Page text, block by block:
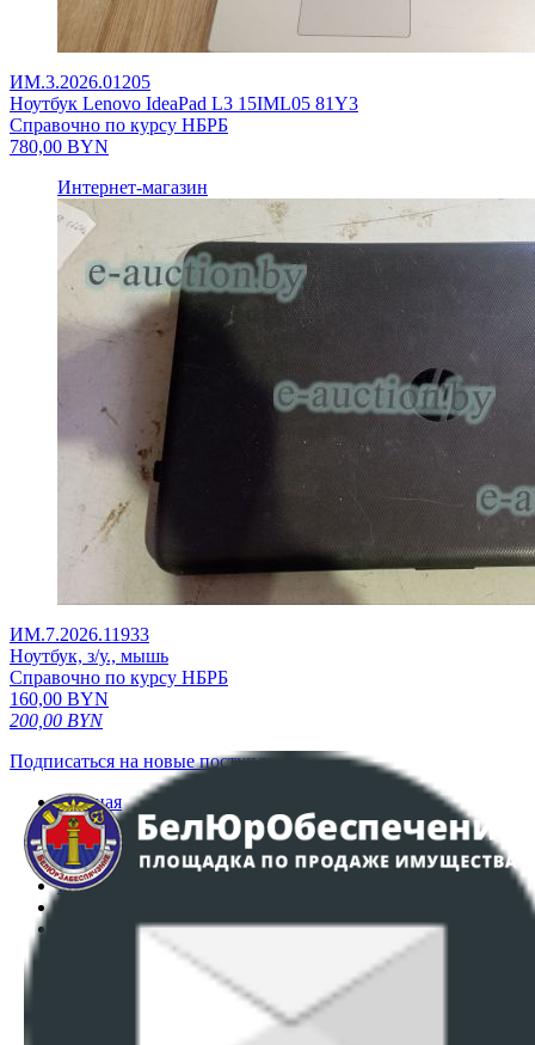
ИМ.3.2026.01205
Ноутбук Lenovo IdeaPad L3 15IML05 81Y3
Справочно по курсу НБРБ
780,00 BYN
Интернет-магазин
ИМ.7.2026.11933
Ноутбук, з/у., мышь
Справочно по курсу НБРБ
160,00 BYN
200,00 BYN
Подписаться на новые поступления
Главная
Аукционы
Интернет-магазин
Регламент организации и проведения торгов
Политика в отношении обработки персональных
ПОЛОЖЕНИЕ О ПОЛИТИКЕ ОБРАБОТКИ COOKIE-
Настройки cookie-файлов